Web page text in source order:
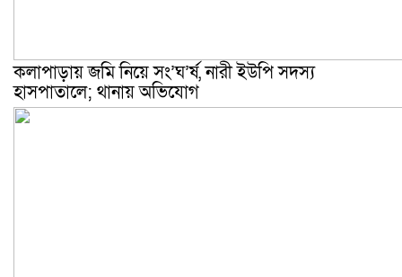
কলাপাড়ায় জমি নিয়ে সং’ঘ’র্ষ, নারী ইউপি সদস্য
হাসপাতালে; থানায় অভিযোগ